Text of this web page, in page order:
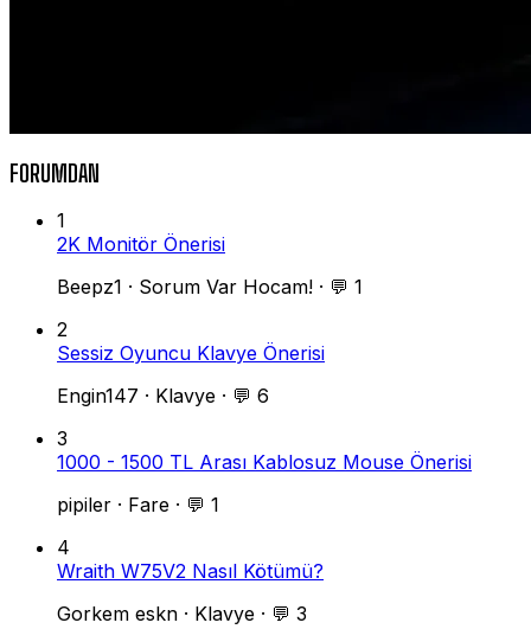
FORUMDAN
1
2K Monitör Önerisi
Beepz1 · Sorum Var Hocam! · 💬 1
2
Sessiz Oyuncu Klavye Önerisi
Engin147 · Klavye · 💬 6
3
1000 - 1500 TL Arası Kablosuz Mouse Önerisi
pipiler · Fare · 💬 1
4
Wraith W75V2 Nasıl Kötümü?
Gorkem eskn · Klavye · 💬 3